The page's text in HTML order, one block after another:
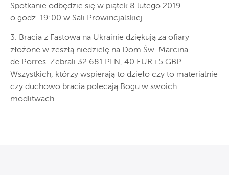
Spotkanie odbędzie się w piątek 8 lutego 2019
o godz. 19:00 w Sali Prowincjalskiej.
3. Bracia z Fastowa na Ukrainie dziękują za ofiary
złożone w zeszłą niedzielę na Dom Św. Marcina
de Porres. Zebrali 32 681 PLN, 40 EUR i 5 GBP.
Wszystkich, którzy wspierają to dzieło czy to materialnie
czy duchowo bracia polecają Bogu w swoich
modlitwach.